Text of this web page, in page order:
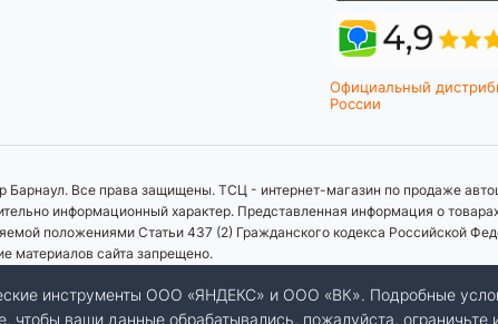
Официальный
России
Все права защищены. ТСЦ - интернет-магазин по продаже
информационный характер. Представленная информация о
положениями Статьи 437 (2) Гражданского кодекса Российской
материалов сайта запрещено.
инструменты ООО «ЯНДЕКС» и ООО «ВК». Подробные
чтобы ваши данные обрабатывались, пожалуйста, ограничьте